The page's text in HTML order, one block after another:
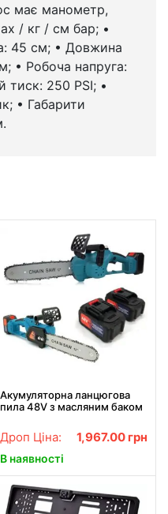
має манометр,
/ кг / см бар; •
45 см; • Довжина
• Робоча напруга:
тиск: 250 PSI; •
• Габарити
Акумуляторна ланцюгова
пила 48V з масляним баком
акумулятори, Садова
електропила 12"
Дроп Ціна: 1,967.00 грн
В наявності